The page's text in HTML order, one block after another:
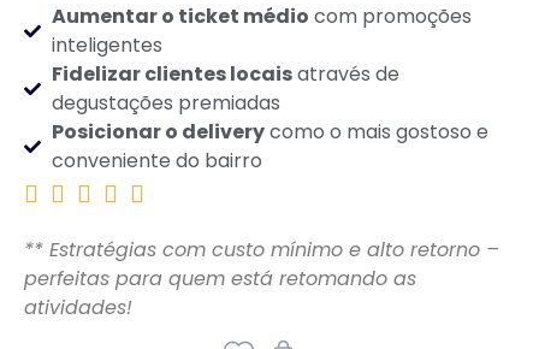
Aumentar o ticket médio com promoções
inteligentes
Fidelizar clientes locaisatravés de
degustações premiadas
Posicionar o deliverycomo o mais gostoso e
conveniente do bairro
    
** Estratégias com custo mínimo e alto retorno –
perfeitas para quem está retomando as
atividades!